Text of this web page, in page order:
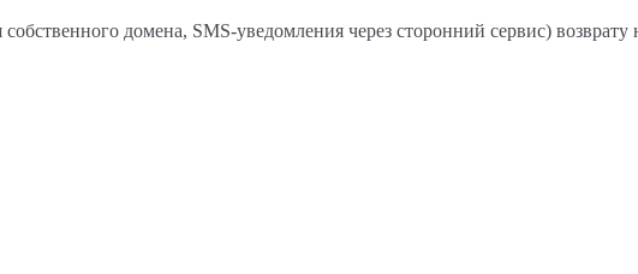
домена, SMS-уведомления через сторонний сервис) возврату